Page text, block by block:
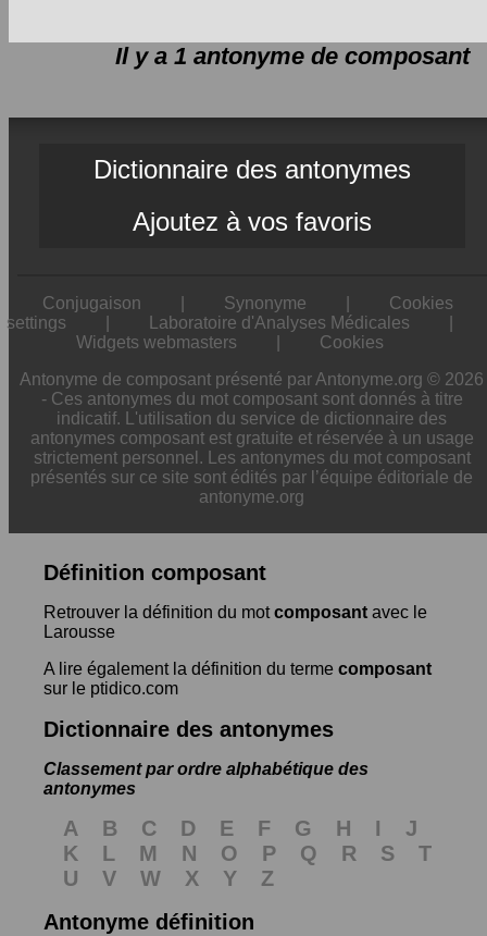
Il y a 1 antonyme de composant
Dictionnaire des antonymes
Ajoutez à vos favoris
Conjugaison Synonyme
Cookies
settings
Laboratoire d'Analyses Médicales
Widgets webmasters
Cookies
Antonyme de composant présenté par Antonyme.org © 2026
- Ces antonymes du mot composant sont donnés à titre
indicatif. L'utilisation du service de dictionnaire des
antonymes composant est gratuite et réservée à un usage
strictement personnel. Les antonymes du mot composant
présentés sur ce site sont édités par l’équipe éditoriale de
antonyme.org
Définition composant
Retrouver la définition du motcomposant avec le
Larousse
A lire également la définition du terme composant
sur le ptidico.com
Dictionnaire des antonymes
Classement par ordre alphabétique des
antonymes
A B C D E F G H I
J
K
L M N O P Q R S
T
U
V W X Y
Z
Antonyme définition